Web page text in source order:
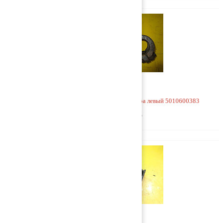
Кронштейн заднего стабилизатора левый 5010600383
1 500 руб